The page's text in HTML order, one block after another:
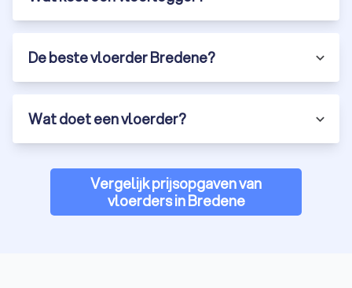
De beste vloerder Bredene?
Wat doet een vloerder?
Vergelijk prijsopgaven van
vloerders in Bredene